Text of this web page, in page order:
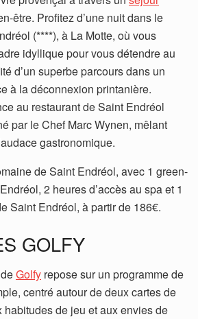
être. Profitez d’une nuit dans le
(****), à La Motte, où vous
idyllique pour vous détendre au
d’un superbe parcours dans un
à la déconnexion printanière.
au restaurant de Saint Endréol
par le Chef Marc Wynen, mêlant
gastronomique.
de Saint Endréol, avec 1 green-
2 heures d’accès au spa et 1
Saint Endréol, à partir de 186€.
GOLFY
Golfy repose sur un programme de
centré autour de deux cartes de
de jeu et aux envies de